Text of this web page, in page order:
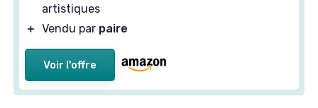
artistiques
＋ Vendu par paire
Voir l'offre